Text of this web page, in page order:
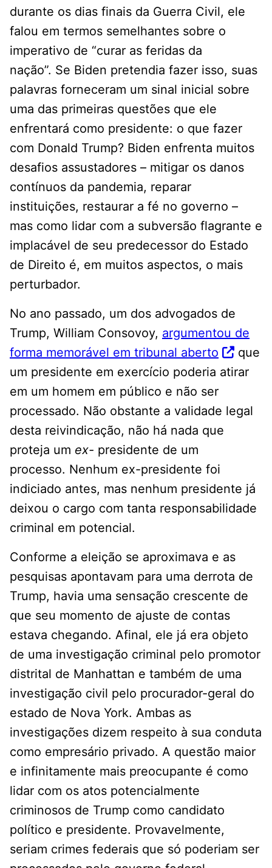
durante os dias finais da Guerra Civil, ele
falou em termos semelhantes sobre o
imperativo de “curar as feridas da
nação”. Se Biden pretendia fazer isso, suas
palavras forneceram um sinal inicial sobre
uma das primeiras questões que ele
enfrentará como presidente: o que fazer
com Donald Trump? Biden enfrenta muitos
desafios assustadores – mitigar os danos
contínuos da pandemia, reparar
instituições, restaurar a fé no governo –
mas como lidar com a subversão flagrante e
implacável de seu predecessor do Estado
de Direito é, em muitos aspectos, o mais
perturbador.
No ano passado, um dos advogados de
Trump, William Consovoy, argumentou de
forma memorável em tribunal aberto
que
um presidente em exercício poderia atirar
em um homem em público e não ser
processado. Não obstante a validade legal
desta reivindicação, não há nada que
proteja um ex- presidente de um
processo. Nenhum ex-presidente foi
indiciado antes, mas nenhum presidente já
deixou o cargo com tanta responsabilidade
criminal em potencial.
Conforme a eleição se aproximava e as
pesquisas apontavam para uma derrota de
Trump, havia uma sensação crescente de
que seu momento de ajuste de contas
estava chegando. Afinal, ele já era objeto
de uma investigação criminal pelo promotor
distrital de Manhattan e também de uma
investigação civil pelo procurador-geral do
estado de Nova York. Ambas as
investigações dizem respeito à sua conduta
como empresário privado. A questão maior
e infinitamente mais preocupante é como
lidar com os atos potencialmente
criminosos de Trump como candidato
político e presidente. Provavelmente,
seriam crimes federais que só poderiam ser